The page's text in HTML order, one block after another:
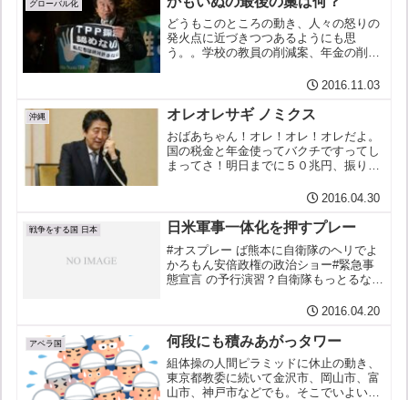
グローバル化
どうもこのところの動き、人々の怒りの
発火点に近づきつつあるようにも思
う。。学校の教員の削減案、年金の削減
削減。現政権に対する大きな怒りと呆
いている。TPP、国防、教育の...
2016.11.03
沖縄 オレオレサギ ノミクス
おばあちゃん！オレ！オレ！オレだよ。
国の税金と年金使ってバクチですってし
まってさ！明日までに５０兆円、振り込
炎じゃなくて、５０兆円。←クリック
のもだけどオレ悪...
2016.04.30
戦争をする国 日本 日米軍事一体化を押すプレー
#オスプレー ば熊本に自衛隊のヘリでよ
かろもん安倍政権の政治ショー#緊急事
態宣言 の予行演習？自衛隊もっとるなん
数倍の値段その代金で公立大学の授業料
寛兵衛 (@nor...
2016.04.20
アベラ国 何段にも積みあがっタワー
組体操の人間ピラミッドに休止の動き、
東京都教委に続いて金沢市、岡山市、富
山市、神戸市などでも。そこでいよいよ